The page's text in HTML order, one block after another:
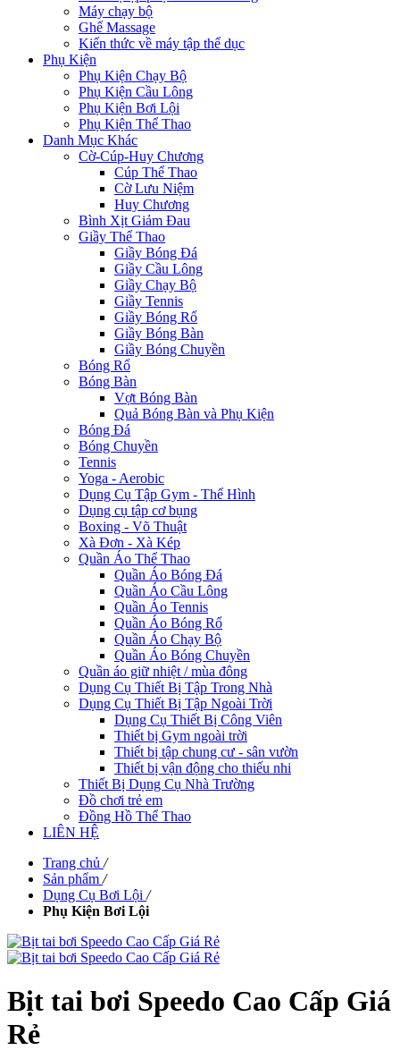
Máy chạy bộ
Ghế Massage
Kiến thức về máy tập thể dục
Phụ Kiện
Phụ Kiện Chạy Bộ
Phụ Kiện Cầu Lông
Phụ Kiện Bơi Lội
Phụ Kiện Thể Thao
Danh Mục Khác
Cờ-Cúp-Huy Chương
Cúp Thể Thao
Cờ Lưu Niệm
Huy Chương
Bình Xịt Giảm Đau
Giầy Thể Thao
Giầy Bóng Đá
Giầy Cầu Lông
Giầy Chạy Bộ
Giầy Tennis
Giầy Bóng Rổ
Giầy Bóng Bàn
Giầy Bóng Chuyền
Bóng Rổ
Bóng Bàn
Vợt Bóng Bàn
Quả Bóng Bàn và Phụ Kiện
Bóng Đá
Bóng Chuyền
Tennis
Yoga - Aerobic
Dụng Cụ Tập Gym - Thể Hình
Dụng cụ tập cơ bụng
Boxing - Võ Thuật
Xà Đơn - Xà Kép
Quần Áo Thể Thao
Quần Áo Bóng Đá
Quần Áo Cầu Lông
Quần Áo Tennis
Quần Áo Bóng Rổ
Quần Áo Chạy Bộ
Quần Áo Bóng Chuyền
Quần áo giữ nhiệt / mùa đông
Dụng Cụ Thiết Bị Tập Trong Nhà
Dụng Cụ Thiết Bị Tập Ngoài Trời
Dụng Cụ Thiết Bị Công Viên
Thiết bị Gym ngoài trời
Thiết bị tập chung cư - sân vườn
Thiết bị vận động cho thiếu nhi
Thiết Bị Dụng Cụ Nhà Trường
Đồ chơi trẻ em
Đồng Hồ Thể Thao
LIÊN HỆ
Trang chủ /
Sản phẩm /
Dụng Cụ Bơi Lội /
Phụ Kiện Bơi Lội
Bịt tai bơi Speedo Cao Cấp Giá
Rẻ